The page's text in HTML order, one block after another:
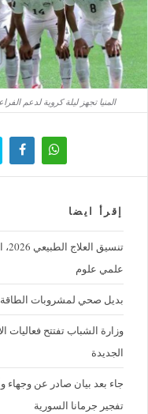
المنيا تجهز ليلة كروية لدعم
إقرأ ايضا
علمي علوم
بديل صحي لمشروبات الطاقة، أفضل 10 أطعمة إذا كنتِ
وزارة الشباب تفتتح فعاليات
الجديدة
جاء بعد بيان صادر عن
تفجير جرمانا السورية